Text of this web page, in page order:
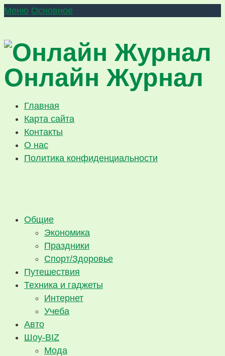
Меню Основное
Онлайн Журнал
Главная
Карта сайта
Контакты
О нас
Политика конфиденциальности
Общие
Экономика
Праздники
Спорт/Здоровье
Путешествия
Техника и гаджеты
Интернет
Учеба
Авто
Шоу-BIZ
Мода